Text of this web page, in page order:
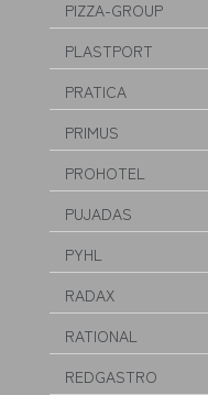
PIZZA-GROUP
PLASTPORT
PRATICA
PRIMUS
PROHOTEL
PUJADAS
PYHL
RADAX
RATIONAL
REDGASTRO